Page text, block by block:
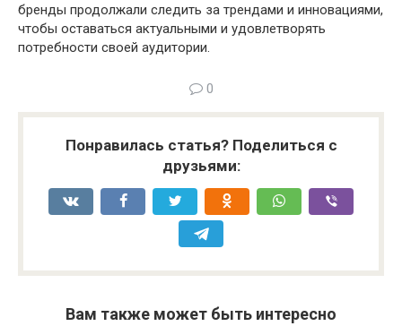
бренды продолжали следить за трендами и инновациями,
чтобы оставаться актуальными и удовлетворять
потребности своей аудитории.
0
Понравилась статья? Поделиться с
друзьями:
Вам также может быть интересно